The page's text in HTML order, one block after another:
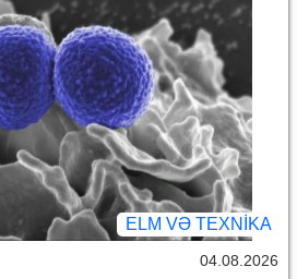
ELM VƏ TEXNIKA
04.08.2026